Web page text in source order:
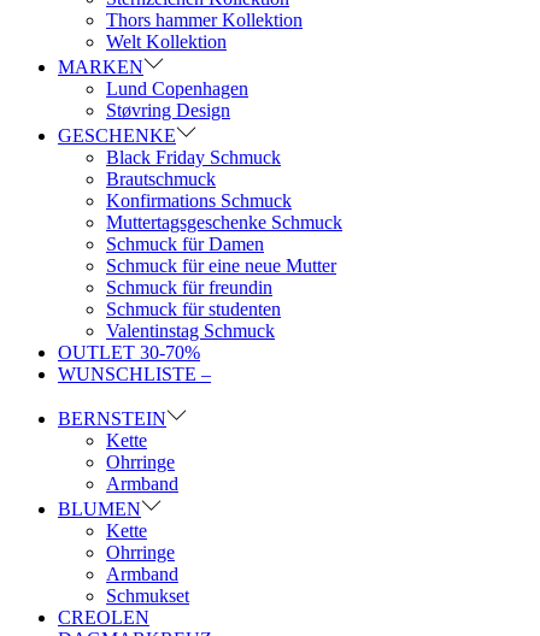
Thors hammer Kollektion
Welt Kollektion
MARKEN
Lund Copenhagen
Støvring Design
GESCHENKE
Black Friday Schmuck
Brautschmuck
Konfirmations Schmuck
Muttertagsgeschenke Schmuck
Schmuck für Damen
Schmuck für eine neue Mutter
Schmuck für freundin
Schmuck für studenten
Valentinstag Schmuck
OUTLET 30-70%
WUNSCHLISTE –
BERNSTEIN
Kette
Ohrringe
Armband
BLUMEN
Kette
Ohrringe
Armband
Schmukset
CREOLEN